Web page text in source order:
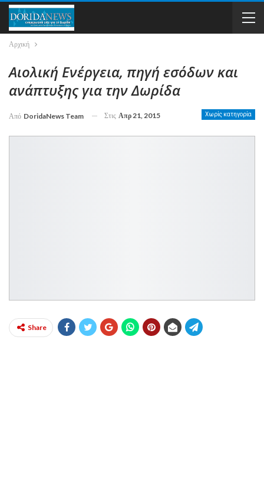
Αρχική
Αιολική Ενέργεια, πηγή εσόδων και
ανάπτυξης για την Δωρίδα
Χωρίς κατηγορία
Από DoridaNews Team Στις Απρ 21, 2015
Share